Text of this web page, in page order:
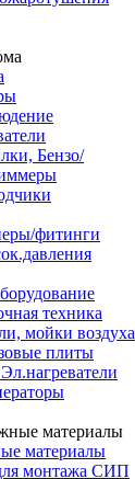
Бензо/
фитинги
техника
мойки воздуха
плиты
материалы
монтажа СИП